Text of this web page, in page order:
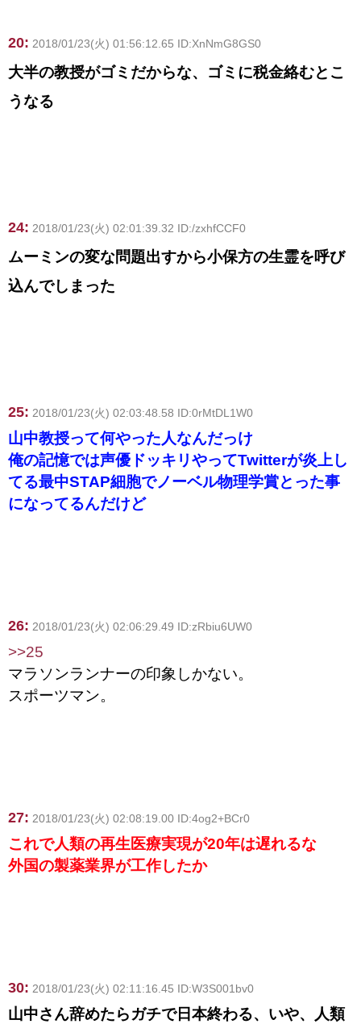
20: 2018/01/23(火) 01:56:12.65 ID:XnNmG8GS0
大半の教授がゴミだからな、ゴミに税金絡むとこ
うなる
24: 2018/01/23(火) 02:01:39.32 ID:/zxhfCCF0
ムーミンの変な問題出すから小保方の生霊を呼び
込んでしまった
25: 2018/01/23(火) 02:03:48.58 ID:0rMtDL1W0
山中教授って何やった人なんだっけ
俺の記憶では声優ドッキリやってTwitterが炎上し
てる最中STAP細胞でノーベル物理学賞とった事
になってるんだけど
26: 2018/01/23(火) 02:06:29.49 ID:zRbiu6UW0
>>25
マラソンランナーの印象しかない。
スポーツマン。
27: 2018/01/23(火) 02:08:19.00 ID:4og2+BCr0
これで人類の再生医療実現が20年は遅れるな
外国の製薬業界が工作したか
30: 2018/01/23(火) 02:11:16.45 ID:W3S001bv0
山中さん辞めたらガチで日本終わる、いや、人類